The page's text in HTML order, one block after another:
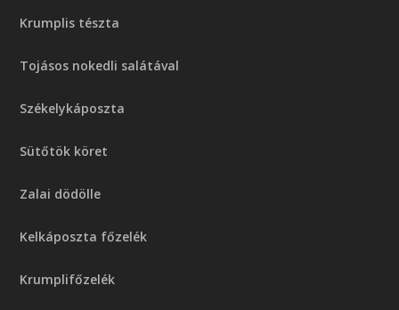
Krumplis tészta
Tojásos nokedli salátával
Székelykáposzta
Sütőtök köret
Zalai dödölle
Kelkáposzta főzelék
Krumplifőzelék